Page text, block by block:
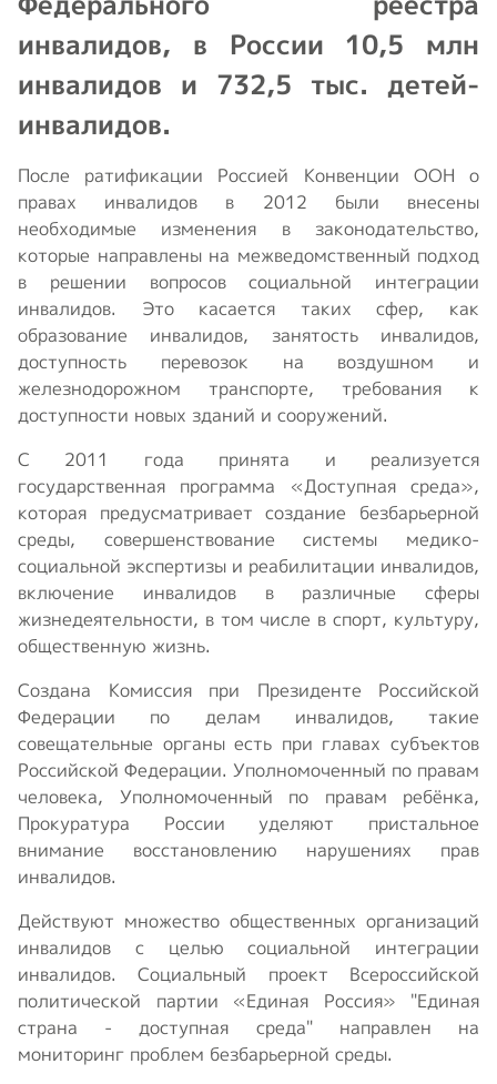
инвалидов, в России 10,5 млн
инвалидов и 732,5 тыс. детей-
инвалидов.
После ратификации Россией Конвенции ООН о
правах инвалидов в 2012 были внесены
необходимые изменения в законодательство,
которые направлены на межведомственный подход
в решении вопросов социальной интеграции
инвалидов. Это касается таких сфер, как
образование инвалидов, занятость инвалидов,
доступность перевозок на воздушном и
железнодорожном транспорте, требования к
доступности новых зданий и сооружений.
С 2011 года принята и реализуется
государственная программа «Доступная среда»,
которая предусматривает создание безбарьерной
среды, совершенствование системы медико-
социальной экспертизы и реабилитации инвалидов,
включение инвалидов в различные сферы
жизнедеятельности, в том числе в спорт, культуру,
общественную жизнь.
Создана Комиссия при Президенте Российской
Федерации по делам инвалидов, такие
совещательные органы есть при главах субъектов
Российской Федерации. Уполномоченный по правам
человека, Уполномоченный по правам ребёнка,
Прокуратура России уделяют пристальное
внимание восстановлению нарушениях прав
инвалидов.
Действуют множество общественных организаций
инвалидов с целью социальной интеграции
инвалидов. Социальный проект Всероссийской
политической партии «Единая Россия» "Единая
страна - доступная среда" направлен на
мониторинг проблем безбарьерной среды.